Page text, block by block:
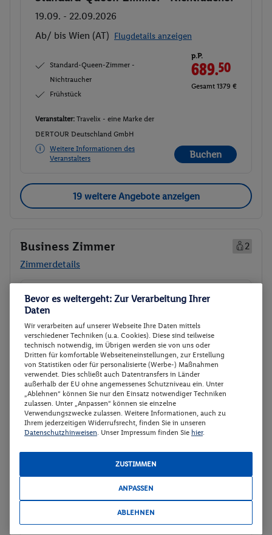
19.09. - 22.09.2026
Ab/ bis Wien (AT) Flugdetails anzeigen
Standard-Queen-Zimmer -
Nichtraucher
Frühstück
p.P.
689.50
Gesamt 1379 €
Veranstalter: Travelix - eine Marke der
DERTOUR Deutschland GmbH
Weitere Informationen des
Veranstalters
Buchen
19 weitere Angebote anzeigen
Business Zimmer
2
Zimmerdetails
Buchen
Business Zimmer
26.09. - 28.09.2026
Ab/ bis Wien (AT) Flugdetails anzeigen
Business Zimmer
Frühstück
p.P.
610.-
Gesamt 1220 €
Veranstalter:Travelix - eine Marke der
DERTOUR Deutschland GmbH
Weitere Informationen des
Business Zimmer
Ab/ bis Wien (AT)
Bevor es weitergeht: Zur Verarbeitung Ihrer
Daten
Wir verarbeiten auf unserer Webseite Ihre Daten mittels
verschiedener Techniken (u.a. Cookies). Diese sind teilweise
technisch notwendig, im Übrigen werden sie von uns oder
Dritten für komfortable Webseiteneinstellungen, zur Erstellung
von Statistiken oder für personalisierte (Werbe-) Maßnahmen
verwendet. Dies schließt auch Datentransfers in Länder
außerhalb der EU ohne angemessenes Schutzniveau ein. Unter
„Ablehnen“ können Sie nur den Einsatz notwendiger Techniken
zulassen. Unter „Anpassen“ können sie einzelne
Verwendungszwecke zulassen. Weitere Informationen, auch zu
Ihrem jederzeitigen Widerrufsrecht, finden Sie in unseren
Datenschutzhinweisen. Unser Impressum finden Sie hier.
ZUSTIMMEN
ANPASSEN
ABLEHNEN